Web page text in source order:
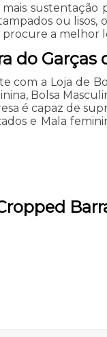
sustentação
ou
a melhor
do Garças
a Loja de
Bolsa
é capaz de
e Mala